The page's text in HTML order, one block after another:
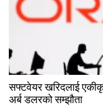
सफ्टवेयर खरिदलाई
अर्ब डलरको सम्झौता